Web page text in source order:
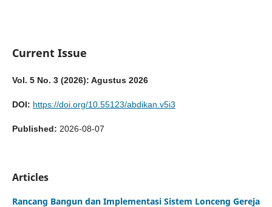
Current Issue
Vol. 5 No. 3 (2026): Agustus 2026
DOI: https://doi.org/10.55123/abdikan.v5i3
Published: 2026-08-07
Articles
Rancang Bangun dan Implementasi Sistem Lonceng Gereja